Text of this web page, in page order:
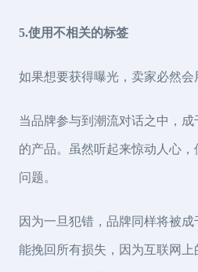
5.使用不相关的标签
如果想要获得曝光，卖家必然会
当品牌参与到潮流对话之中，
的产品。虽然听起来惊动人心
问题。
因为一旦犯错，品牌同样将被
能挽回所有损失，因为互联网